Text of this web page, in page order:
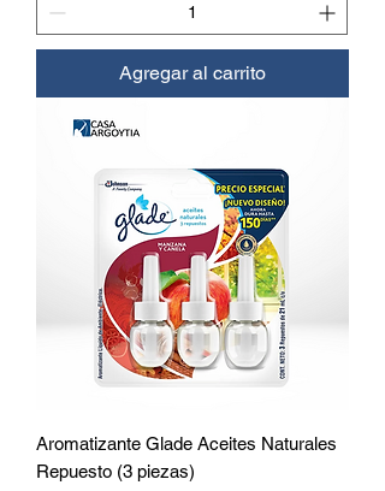
Agregar al carrito
Aromatizante Glade Aceites Naturales
Repuesto (3 piezas)